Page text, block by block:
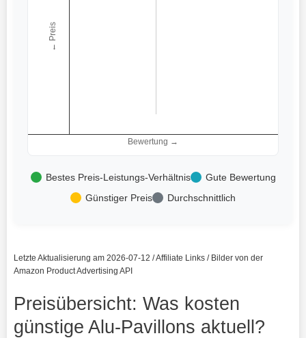
Bewertung →
← Preis
Bestes Preis-Leistungs-Verhältnis
Gute Bewertung
Günstiger Preis
Durchschnittlich
Letzte Aktualisierung am 2026-07-12 / Affiliate Links / Bilder von der
Amazon Product Advertising API
Preisübersicht: Was kosten
günstige Alu-Pavillons aktuell?